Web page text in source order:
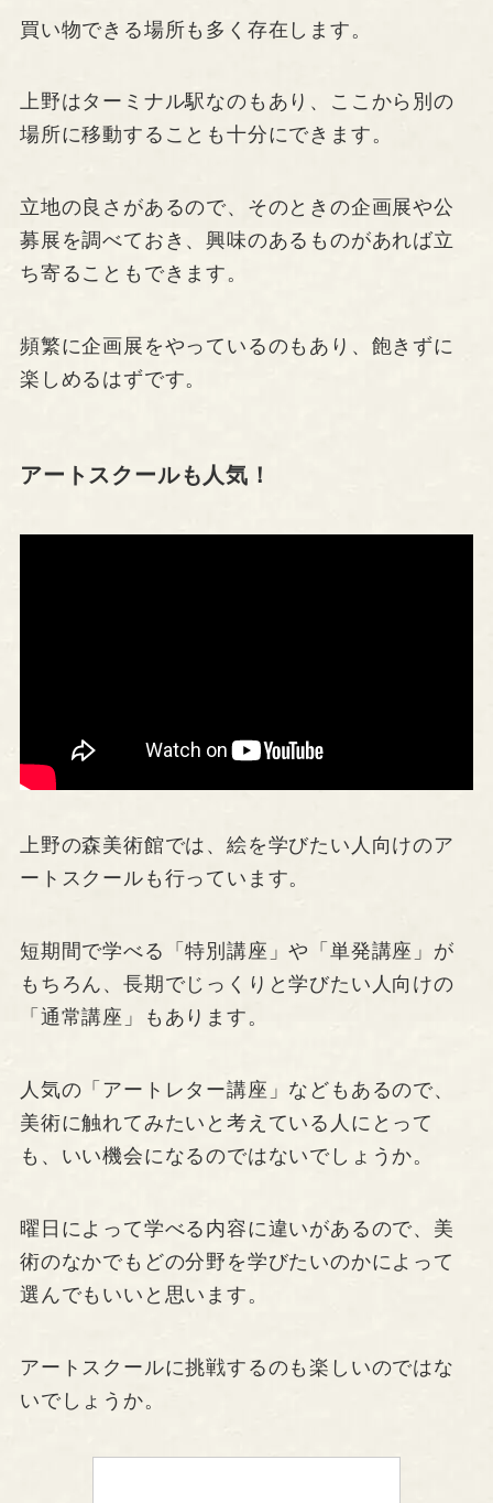
買い物できる場所も多く存在します。
上野はターミナル駅なのもあり、ここから別の
場所に移動することも十分にできます。
立地の良さがあるので、そのときの企画展や公
募展を調べておき、興味のあるものがあれば立
ち寄ることもできます。
頻繁に企画展をやっているのもあり、飽きずに
楽しめるはずです。
アートスクールも人気！
上野の森美術館では、絵を学びたい人向けのア
ートスクールも行っています。
短期間で学べる「特別講座」や「単発講座」が
もちろん、長期でじっくりと学びたい人向けの
「通常講座」もあります。
人気の「アートレター講座」などもあるので、
美術に触れてみたいと考えている人にとって
も、いい機会になるのではないでしょうか。
曜日によって学べる内容に違いがあるので、美
術のなかでもどの分野を学びたいのかによって
選んでもいいと思います。
アートスクールに挑戦するのも楽しいのではな
いでしょうか。